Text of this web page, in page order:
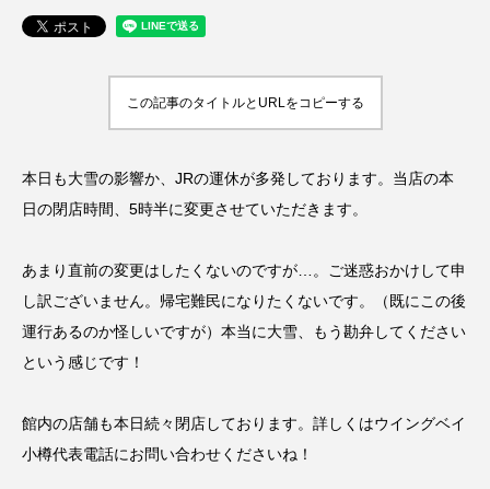
この記事のタイトルとURLをコピーする
本日も大雪の影響か、JRの運休が多発しております。当店の本
日の閉店時間、5時半に変更させていただきます。
あまり直前の変更はしたくないのですが…。ご迷惑おかけして申
し訳ございません。帰宅難民になりたくないです。（既にこの後
運行あるのか怪しいですが）本当に大雪、もう勘弁してください
という感じです！
館内の店舗も本日続々閉店しております。詳しくはウイングベイ
小樽代表電話にお問い合わせくださいね！